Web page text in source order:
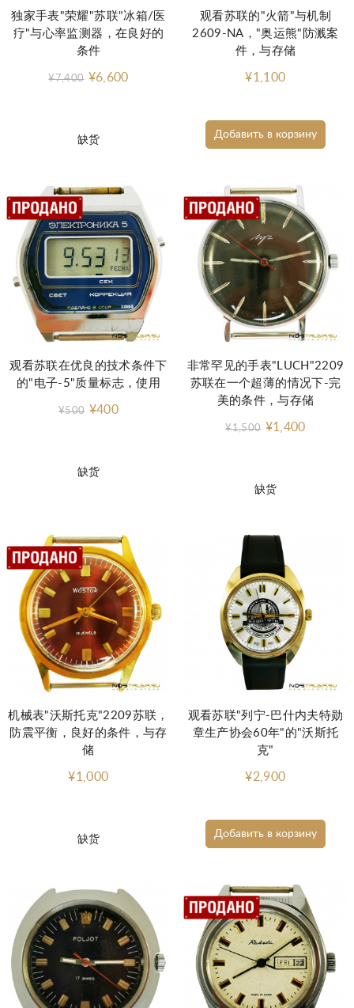
缺货
独家手表"荣耀"苏联"冰箱/医
疗"与心率监测器，在良好的
条件
¥7,400 ¥6,600
Добавить в корзину
观看苏联的"火箭"与机制
2609-NA，"奥运熊"防溅案
件，与存储
¥1,100
缺货
观看苏联在优良的技术条件下
的"电子-5"质量标志，使用
¥500 ¥400
缺货
非常罕见的手表"LUCH"2209
苏联在一个超薄的情况下-完
美的条件，与存储
¥1,500 ¥1,400
缺货
机械表"沃斯托克"2209苏联，
防震平衡，良好的条件，与存
储
¥1,000
Добавить в корзину
观看苏联"列宁-巴什内夫特勋
章生产协会60年"的"沃斯托
克"
¥2,900